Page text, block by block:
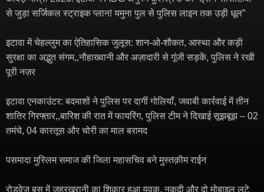
से जुड़ा सर्जिकल स्ट्राइक प्लान! यमुना पुल से पुलिस लाइन तक उड़ी धूल”
इटावा में चेहल्लुम का ऐतिहासिक जुलूस: शान-ओ-शौकत, आस्था और कड़ी
सुरक्षा का अद्भुत संगम,,नौहाख्वानी और अज़ादारी से गूंजी सड़कें, पुलिस ने रखी
पूरी नज़र
इटावा एनकाउंटर: बदमाशों ने पुलिस पर दागीं गोलियाँ, जवाबी कार्रवाई में तीन
शातिर गिरफ्तार,,बारिश की रात में फायरिंग, पुलिस टीम ने दिखाई सूझबूझ – 02
तमंचे, 04 कारतूस और चोरी का माल बरामद
पसमादा मुस्लिम समाज की जिला महासचिव बने मुस्तक़ीम राईन
रोडवेज बस में जहरखुरानी का शिकार हुआ युवक, नकदी और दो मोबाइल लूटे